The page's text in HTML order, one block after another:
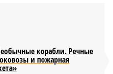
корабли. Речные
и пожарная